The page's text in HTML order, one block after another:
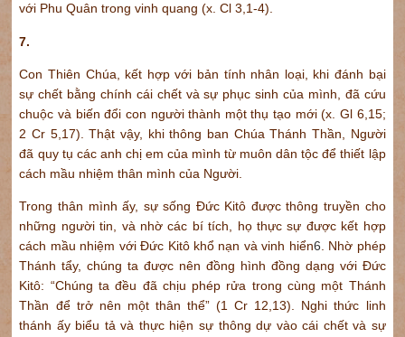
với Phu Quân trong vinh quang (x. Cl 3,1-4).
7.
Con Thiên Chúa, kết hợp với bản tính nhân loại, khi đánh bại
sự chết bằng chính cái chết và sự phục sinh của mình, đã cứu
chuộc và biến đổi con người thành một thụ tạo mới (x. Gl 6,15;
2 Cr 5,17). Thật vậy, khi thông ban Chúa Thánh Thần, Người
đã quy tụ các anh chị em của mình từ muôn dân tộc để thiết lập
cách mầu nhiệm thân mình của Người.
Trong thân mình ấy, sự sống Đức Kitô được thông truyền cho
những người tin, và nhờ các bí tích, họ thực sự được kết hợp
cách mầu nhiệm với Đức Kitô khổ nạn và vinh hiển6. Nhờ phép
Thánh tẩy, chúng ta được nên đồng hình đồng dạng với Đức
Kitô: “Chúng ta đều đã chịu phép rửa trong cùng một Thánh
Thần để trở nên một thân thể” (1 Cr 12,13). Nghi thức linh
thánh ấy biểu tả và thực hiện sự thông dự vào cái chết và sự